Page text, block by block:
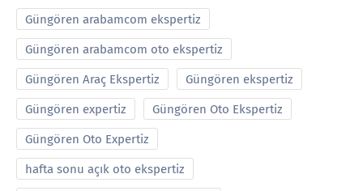
Güngören arabamcom ekspertiz
Güngören arabamcom oto ekspertiz
Güngören Araç Ekspertiz Güngören ekspertiz
Güngören expertiz Güngören Oto Ekspertiz
Güngören Oto Expertiz
hafta sonu açık oto ekspertiz